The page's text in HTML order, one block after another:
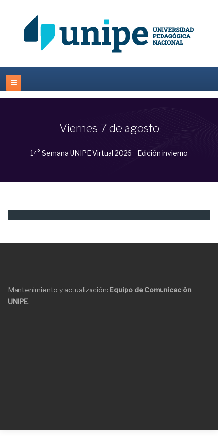
Viernes 7 de agosto
14° Semana UNIPE Virtual 2026 - Edición invierno
Mantenimiento y actualización: Equipo de Comunicación
UNIPE.